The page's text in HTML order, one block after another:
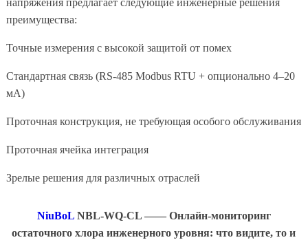
напряжения предлагает следующие инженерные решения
преимущества:
Точные измерения с высокой защитой от помех
Стандартная связь (RS-485 Modbus RTU + опционально 4–20
мА)
Проточная конструкция, не требующая особого обслуживания
Проточная ячейка интеграция
Зрелые решения для различных отраслей
NiuBoLNBL-WQ-CL —— Онлайн-мониторинг
остаточного хлора инженерного уровня: что видите, то и